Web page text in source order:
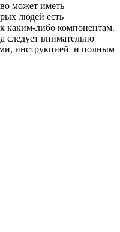
может иметь
людей есть
каким-либо компонентам.
следует внимательно
инструкцией и полным